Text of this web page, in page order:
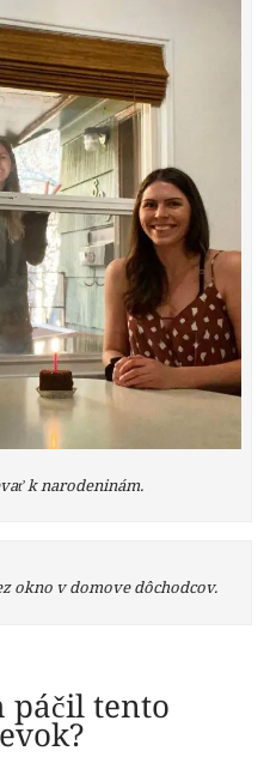
k narodeninám.
okno v domove dôchodcov.
páčil tento